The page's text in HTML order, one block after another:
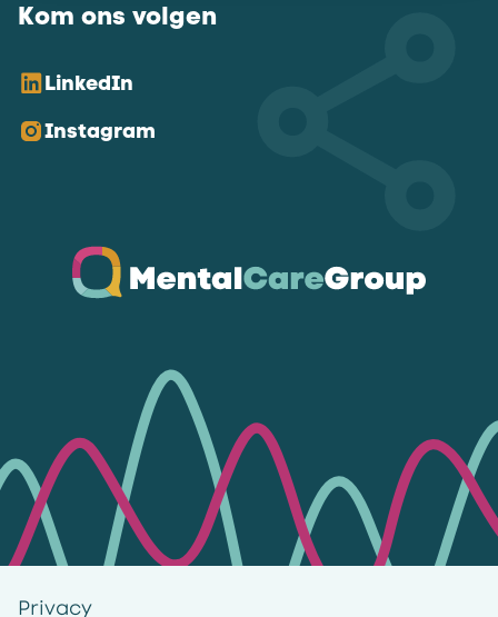
Kom ons volgen
LinkedIn
Instagram
Privacy